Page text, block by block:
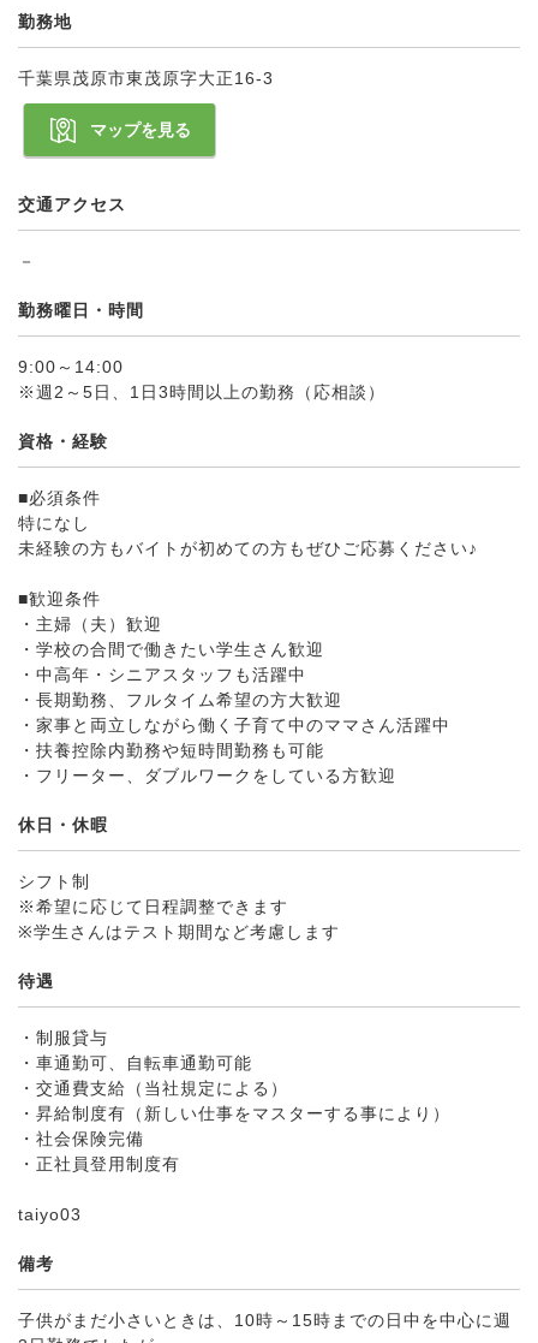
勤務地
千葉県茂原市東茂原字大正16-3
マップを見る
交通アクセス
－
勤務曜日・時間
9:00～14:00
※週2～5日、1日3時間以上の勤務（応相談）
資格・経験
■必須条件
特になし
未経験の方もバイトが初めての方もぜひご応募ください♪
■歓迎条件
・主婦（夫）歓迎
・学校の合間で働きたい学生さん歓迎
・中高年・シニアスタッフも活躍中
・長期勤務、フルタイム希望の方大歓迎
・家事と両立しながら働く子育て中のママさん活躍中
・扶養控除内勤務や短時間勤務も可能
・フリーター、ダブルワークをしている方歓迎
休日・休暇
シフト制
※希望に応じて日程調整できます
※学生さんはテスト期間など考慮します
待遇
・制服貸与
・車通勤可、自転車通勤可能
・交通費支給（当社規定による）
・昇給制度有（新しい仕事をマスターする事により）
・社会保険完備
・正社員登用制度有
taiyo03
備考
子供がまだ小さいときは、10時～15時までの日中を中心に週